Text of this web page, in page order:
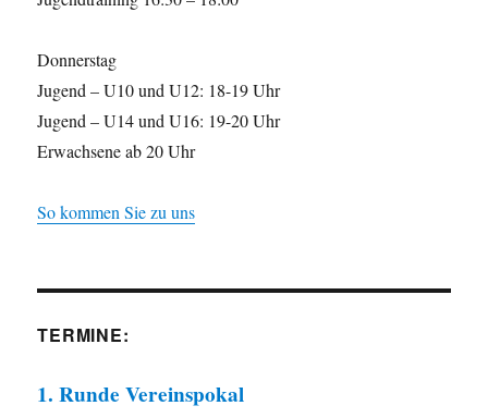
Donnerstag
Jugend – U10 und U12: 18-19 Uhr
Jugend – U14 und U16: 19-20 Uhr
Erwachsene ab 20 Uhr
So kommen Sie zu uns
TERMINE:
1. Runde Vereinspokal